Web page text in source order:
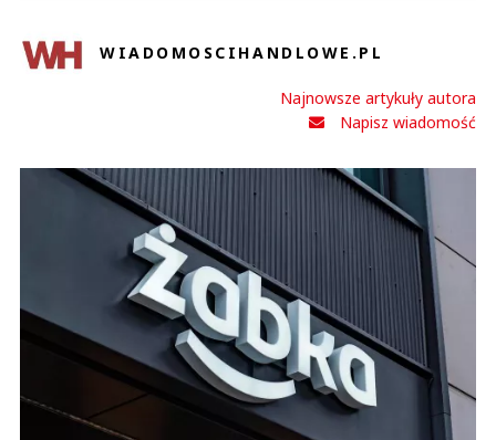
WIADOMOSCIHANDLOWE.PL
Najnowsze artykuły autora
Napisz wiadomość